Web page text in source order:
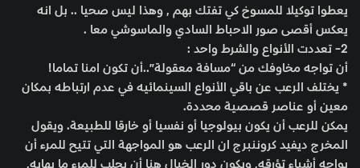
يعطوا توكيلا للمسوخ كي تفتك بهم , وهذا ليس صحيا .. بل انه
يعكس أقصى صور الاحباط السادي والماسوشي معا .
2- تعددت الأنواع والشرط واحد :
أن تواجه مخاوفك من “مسافة معقولة”..أن تكون امنا تماما!
* يختلف الرعب عن باقي الأنواع السينمائيه في عدم ارتباطه بمكان
معين أو عناصر قصصية محددة.
يمكن للرعب أن يكون بيولوجيا أو نفسيا أو خارقا للطبيعة. ويقول
المخرج ديفيد كروننبرج ان الرعب هو المواجهة التي تتيح للمرء أن
يواجه أشياء تؤرقه, ويكون دور الخيال هنا أن يجلب للمرء ما يهابه,